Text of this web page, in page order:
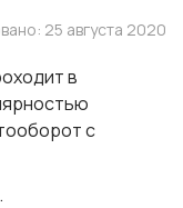
25 августа 2020
в
с